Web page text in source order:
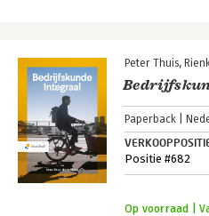
Peter Thuis
Paperback
Positie #682
Op voorraad |